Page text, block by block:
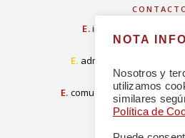
E.
E.
E.
NOTA
Nosotros y
utilizamos
similares
Política de